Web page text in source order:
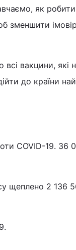
як робити
зменшити
вакцини, які
до країни
COVID-19. 36
щеплено 2 136